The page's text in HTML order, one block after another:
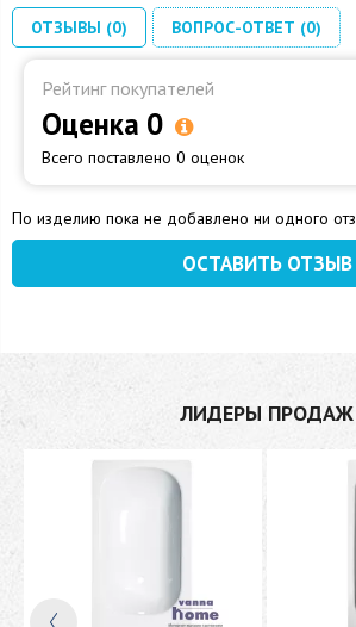
ОТЗЫВЫ (0) ВОПРОС-ОТВЕТ (0)
Рейтинг покупателей
Оценка 0
Всего поставлено 0 оценок
По изделию пока не добавлено ни одного
ОСТАВИТЬ ОТЗЫВ
ЛИДЕРЫ ПРОДАЖ